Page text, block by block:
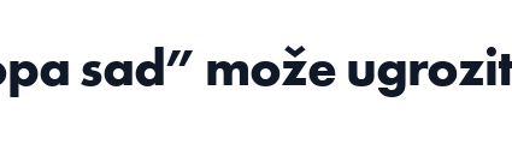
sad” može